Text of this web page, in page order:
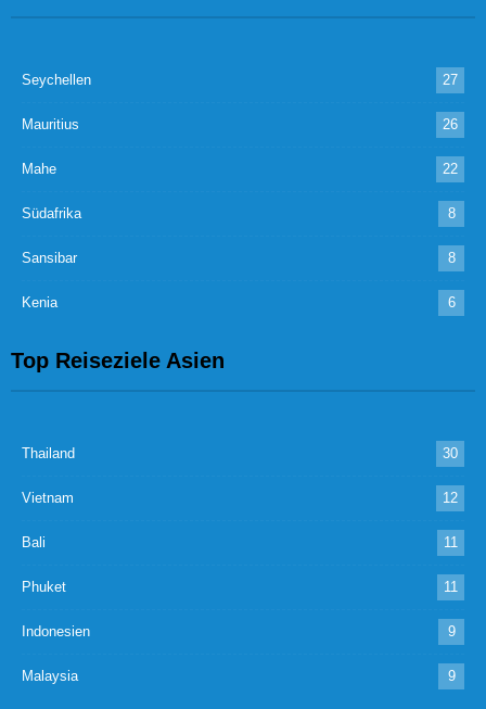
Seychellen 27
Mauritius 26
Mahe 22
Südafrika 8
Sansibar 8
Kenia 6
Top Reiseziele Asien
Thailand 30
Vietnam 12
Bali 11
Phuket 11
Indonesien 9
Malaysia 9